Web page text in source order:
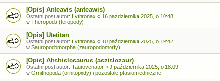
[Opis] Anteavis (anteawis)
Ostatni post autor: Lythronax « 16 października 2025, o 10:48
w Theropoda (teropody)
[Opis] Utetitan
Ostatni post autor: Lythronax « 10 października 2025, o 19:42
w Sauropodomorpha (zauropodomorfy)
[Opis] Ahshislesaurus (aszislezaur)
Ostatni post autor: Taurovenator « 9 października 2025, o 18:09
w Ornithopoda (ornitopody) i pozostałe ptasiomiedniczne